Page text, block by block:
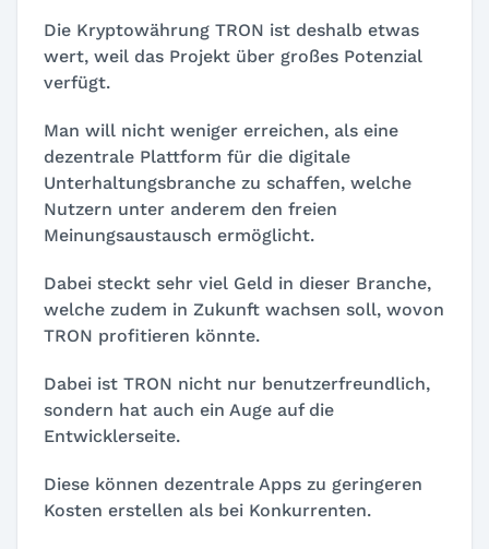
Die Kryptowährung TRON ist deshalb etwas
wert, weil das Projekt über großes Potenzial
verfügt.
Man will nicht weniger erreichen, als eine
dezentrale Plattform für die digitale
Unterhaltungsbranche zu schaffen, welche
Nutzern unter anderem den freien
Meinungsaustausch ermöglicht.
Dabei steckt sehr viel Geld in dieser Branche,
welche zudem in Zukunft wachsen soll, wovon
TRON profitieren könnte.
Dabei ist TRON nicht nur benutzerfreundlich,
sondern hat auch ein Auge auf die
Entwicklerseite.
Diese können dezentrale Apps zu geringeren
Kosten erstellen als bei Konkurrenten.